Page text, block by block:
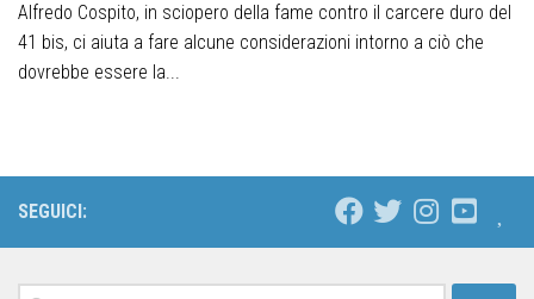
Alfredo Cospito, in sciopero della fame contro il carcere duro del
41 bis, ci aiuta a fare alcune considerazioni intorno a ciò che
dovrebbe essere la...
SEGUICI: